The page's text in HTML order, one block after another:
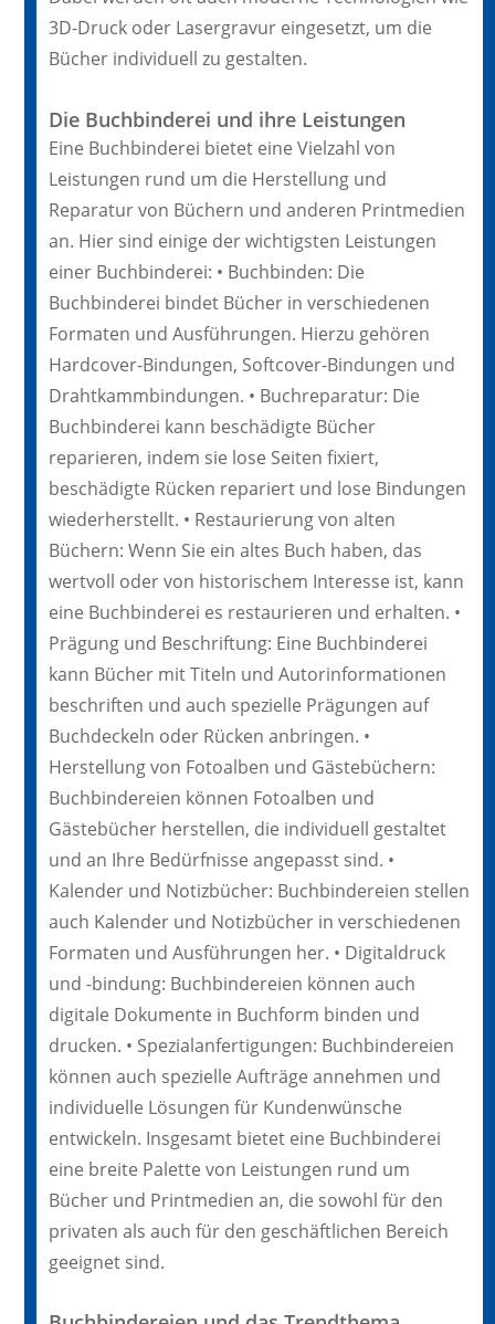
3D-Druck oder Lasergravur eingesetzt, um die
Bücher individuell zu gestalten.
Die Buchbinderei und ihre Leistungen
Eine Buchbinderei bietet eine Vielzahl von
Leistungen rund um die Herstellung und
Reparatur von Büchern und anderen Printmedien
an. Hier sind einige der wichtigsten Leistungen
einer Buchbinderei: • Buchbinden: Die
Buchbinderei bindet Bücher in verschiedenen
Formaten und Ausführungen. Hierzu gehören
Hardcover-Bindungen, Softcover-Bindungen und
Drahtkammbindungen. • Buchreparatur: Die
Buchbinderei kann beschädigte Bücher
reparieren, indem sie lose Seiten fixiert,
beschädigte Rücken repariert und lose Bindungen
wiederherstellt. • Restaurierung von alten
Büchern: Wenn Sie ein altes Buch haben, das
wertvoll oder von historischem Interesse ist, kann
eine Buchbinderei es restaurieren und erhalten. •
Prägung und Beschriftung: Eine Buchbinderei
kann Bücher mit Titeln und Autorinformationen
beschriften und auch spezielle Prägungen auf
Buchdeckeln oder Rücken anbringen. •
Herstellung von Fotoalben und Gästebüchern:
Buchbindereien können Fotoalben und
Gästebücher herstellen, die individuell gestaltet
und an Ihre Bedürfnisse angepasst sind. •
Kalender und Notizbücher: Buchbindereien stellen
auch Kalender und Notizbücher in verschiedenen
Formaten und Ausführungen her. • Digitaldruck
und -bindung: Buchbindereien können auch
digitale Dokumente in Buchform binden und
drucken. • Spezialanfertigungen: Buchbindereien
können auch spezielle Aufträge annehmen und
individuelle Lösungen für Kundenwünsche
entwickeln. Insgesamt bietet eine Buchbinderei
eine breite Palette von Leistungen rund um
Bücher und Printmedien an, die sowohl für den
privaten als auch für den geschäftlichen Bereich
geeignet sind.